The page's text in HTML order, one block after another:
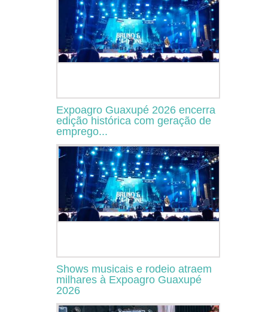
Expoagro Guaxupé 2026 encerra
edição histórica com geração de
emprego...
Shows musicais e rodeio atraem
milhares à Expoagro Guaxupé
2026